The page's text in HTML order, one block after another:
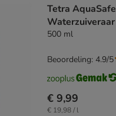
Tetra AquaSafe
Waterzuiveraar
500 ml
€ 9,99
€ 19,98 / l
Beoordeling: 4.9/5